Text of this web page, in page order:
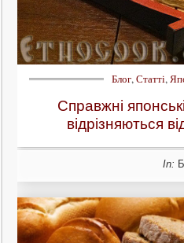
Блог,Статті,
Справжні
відрізняються
In: